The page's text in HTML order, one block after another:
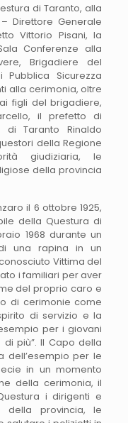
di Taranto, alla
Direttore Generale
Vittorio Pisani, la
Conferenze alla
Brigadiere del
Sicurezza
alla cerimonia, oltre
figli del brigadiere,
il prefetto di
Taranto Rinaldo
della Regione
giudiziaria, le
della provincia
il 6 ottobre 1925,
della Questura di
1968 durante un
una rapina in un
Vittima del
i familiari per aver
del proprio caro e
di cerimonie come
di servizio e la
per i giovani
più”. Il Capo della
dell’esempio per le
in un momento
della cerimonia, il
i dirigenti e
della provincia, le